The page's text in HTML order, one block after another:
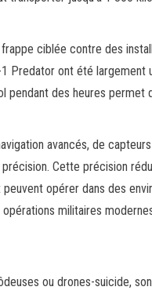
ciblée contre des
Predator ont été largement
pendant des heures
avancés, de
Cette précision
opérer dans des
militaires
ou drones-suicide,